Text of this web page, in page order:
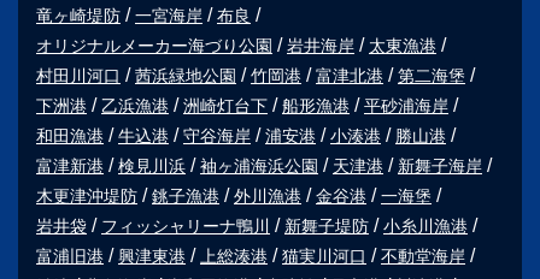
竜ヶ崎堤防
一宮海岸
布良
オリジナルメーカー海づり公園
岩井海岸
太東漁港
村田川河口
茜浜緑地公園 竹岡港 富津北港
第二海堡
下洲港
乙浜漁港 洲崎灯台下 船形漁港
平砂浦海岸
和田漁港
牛込港 守谷海岸 浦安港 小湊港
勝山港
富津新港
検見川浜 袖ヶ浦海浜公園 天津港
新舞子海岸
木更津沖堤防
銚子漁港 外川漁港 金谷港
一海堡
岩井袋
フィッシャリーナ鴨川 新舞子堤防
小糸川漁港
富浦旧港
興津東港 上総湊港 猫実川河口
不動堂海岸